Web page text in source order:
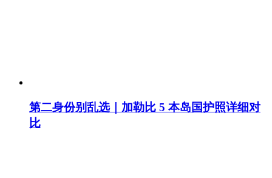
第二身份别乱选｜加勒比 5 本岛国护照详细对
比